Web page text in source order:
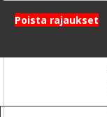
Poista rajaukset